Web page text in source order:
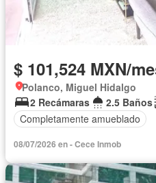
$ 101,524 MXN/
Polanco, Miguel Hidalgo
2 Recámaras
2.5 Baños
Completamente amueblado
08/07/2026 en - Cece Inmob